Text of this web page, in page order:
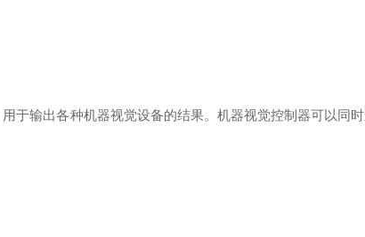
于输出各种机器视觉设备的结果。机器视觉控制器可以同